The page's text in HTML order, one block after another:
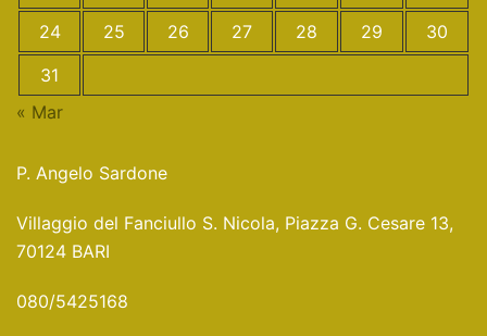
24
25 26 27 28 29
30
31
« Mar
P. Angelo Sardone
Villaggio del Fanciullo S. Nicola, Piazza G. Cesare 13,
70124 BARI
080/5425168